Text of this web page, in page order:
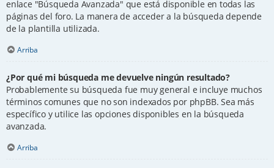
enlace "Búsqueda Avanzada" que está disponible en todas las
páginas del foro. La manera de acceder a la búsqueda depende
de la plantilla utilizada.
Arriba
¿Por qué mi búsqueda me devuelve ningún resultado?
Probablemente su búsqueda fue muy general e incluye muchos
términos comunes que no son indexados por phpBB. Sea más
específico y utilice las opciones disponibles en la búsqueda
avanzada.
Arriba